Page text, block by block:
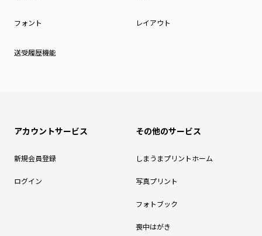
フォント レイアウト
送受履歴機能
アカウントサービス
新規会員登録
ログイン
その他のサービス
しまうまプリントホーム
写真プリント
フォトブック
喪中はがき